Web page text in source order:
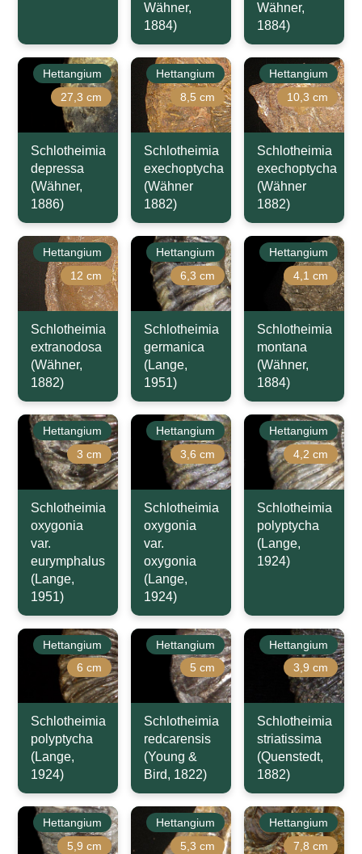
Wähner,
1884)
Wähner,
1884)
Hettangium
27,3 cm
Schlotheimia
depressa
(Wähner,
1886)
Hettangium
8,5 cm
Schlotheimia
exechoptycha
(Wähner
1882)
Hettangium
10,3 cm
Schlotheimia
exechoptycha
(Wähner
1882)
Hettangium
12 cm
Schlotheimia
extranodosa
(Wähner,
1882)
Hettangium
6,3 cm
Schlotheimia
germanica
(Lange,
1951)
Hettangium
4,1 cm
Schlotheimia
montana
(Wähner,
1884)
Hettangium
3 cm
Schlotheimia
oxygonia
var.
eurymphalus
(Lange,
1951)
Hettangium
3,6 cm
Schlotheimia
oxygonia
var.
oxygonia
(Lange,
1924)
Hettangium
4,2 cm
Schlotheimia
polyptycha
(Lange,
1924)
Hettangium
6 cm
Schlotheimia
polyptycha
(Lange,
1924)
Hettangium
5 cm
Schlotheimia
redcarensis
(Young &
Bird, 1822)
Hettangium
3,9 cm
Schlotheimia
striatissima
(Quenstedt,
1882)
Hettangium
5,9 cm
Hettangium
5,3 cm
Hettangium
7,8 cm